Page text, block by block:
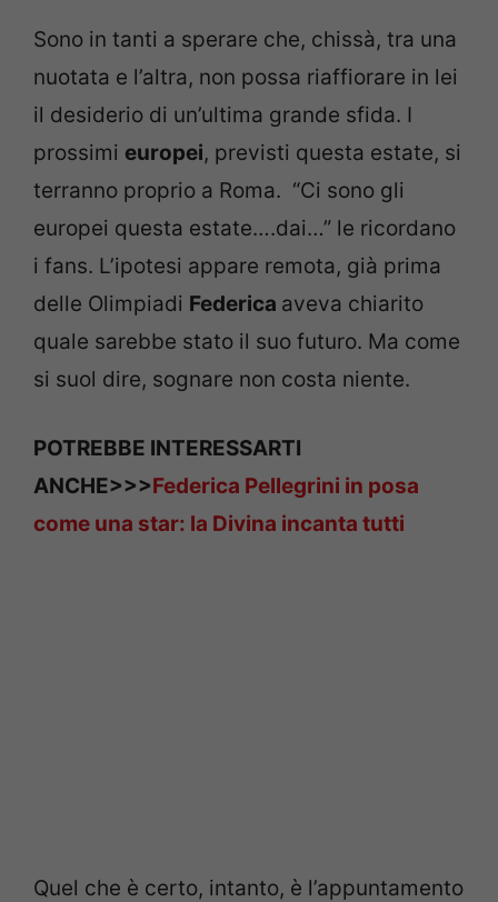
Sono in tanti a sperare che, chissà, tra una
nuotata e l’altra, non possa riaffiorare in lei
il desiderio di un’ultima grande sfida. I
prossimi europei, previsti questa estate, si
terranno proprio a Roma. “Ci sono gli
europei questa estate….dai…” le ricordano
i fans. L’ipotesi appare remota, già prima
delle Olimpiadi Federica aveva chiarito
quale sarebbe stato il suo futuro. Ma come
si suol dire, sognare non costa niente.
POTREBBE INTERESSARTI
ANCHE>>>Federica Pellegrini in posa
come una star: la Divina incanta tutti
Quel che è certo, intanto, è l’appuntamento